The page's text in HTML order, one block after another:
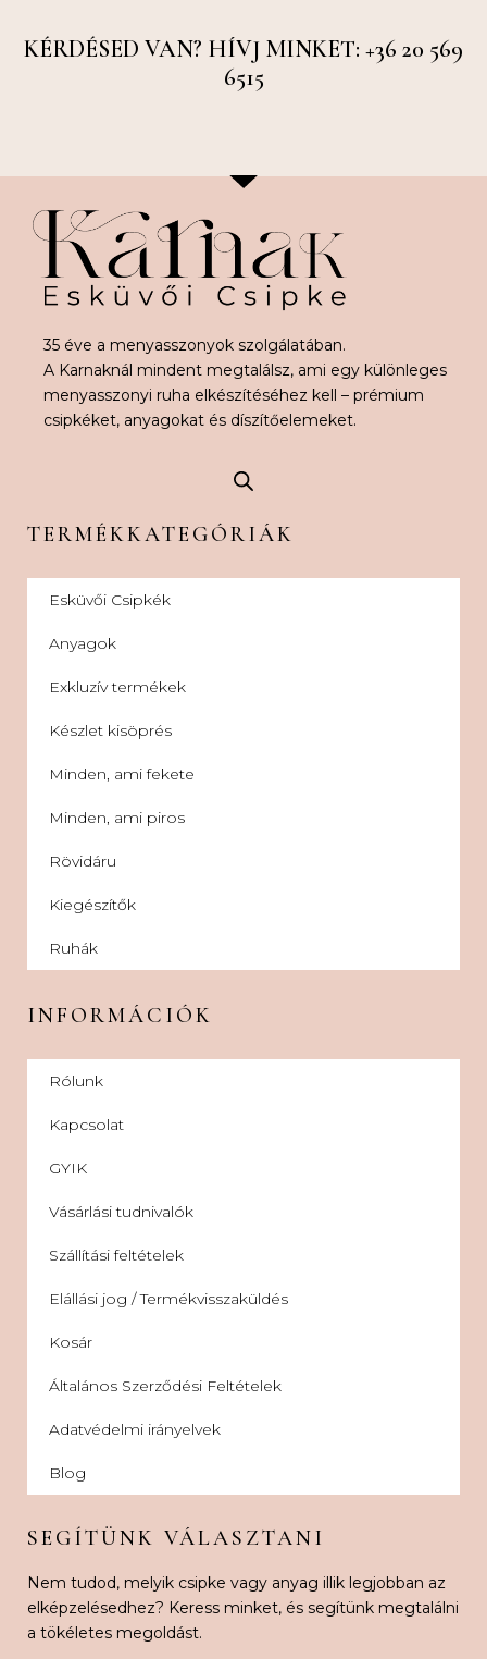
KÉRDÉSED VAN? HÍVJ MINKET: +36 20 569
6515
35 éve a menyasszonyok szolgálatában.
A Karnaknál mindent megtalálsz, ami egy különleges
menyasszonyi ruha elkészítéséhez kell – prémium
csipkéket, anyagokat és díszítőelemeket.
TERMÉKKATEGÓRIÁK
Esküvői Csipkék
Anyagok
Exkluzív termékek
Készlet kisöprés
Minden, ami fekete
Minden, ami piros
Rövidáru
Kiegészítők
Ruhák
INFORMÁCIÓK
Rólunk
Kapcsolat
GYIK
Vásárlási tudnivalók
Szállítási feltételek
Elállási jog / Termékvisszaküldés
Kosár
Általános Szerződési Feltételek
Adatvédelmi irányelvek
Blog
SEGÍTÜNK VÁLASZTANI
Nem tudod, melyik csipke vagy anyag illik legjobban az
elképzelésedhez? Keress minket, és segítünk megtalálni
a tökéletes megoldást.